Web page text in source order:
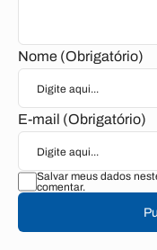
Nome (Obrigatório)
E-mail (Obrigatório)
Salvar meus dados
comentar.